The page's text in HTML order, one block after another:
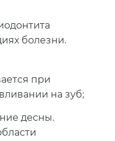
болезни.
при
на зуб;
десны.